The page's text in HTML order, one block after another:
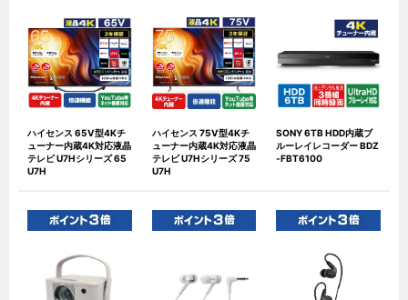
ハイセンス 65V型4Kチ
ューナー内蔵4K対応液晶
テレビ U7Hシリーズ 65
U7H
ハイセンス 75V型4Kチ
ューナー内蔵4K対応液晶
テレビ U7Hシリーズ 75
U7H
SONY 6TB HDD内蔵ブ
ルーレイレコーダー BDZ
-FBT6100